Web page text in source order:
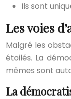
Ils sont
Les voies
Malgré les
étoilés. La
mêmes sont
La